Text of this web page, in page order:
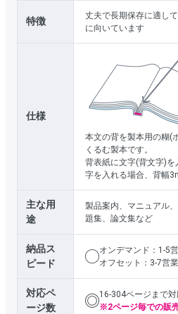
特徴
丈夫で長期保存に適し
に向いています
仕様
本文の背を製本用の糊(
くるむ製本です。
背表紙に文字(背文字)
字を入れる場合、背幅
主な用
途
製品案内、マニュアル
題集、論文集など
納品ス
ピード
オンデマンド：1-5
オフセット：3-7営
対応ペ
ージ数
16-304ページまで
※2ページ毎での販